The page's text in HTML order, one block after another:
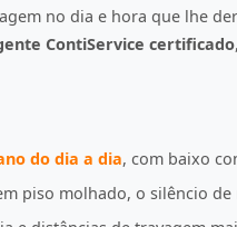
no dia e hora que lhe
ContiService certificado
do dia a dia, com baixo
piso molhado, o silêncio